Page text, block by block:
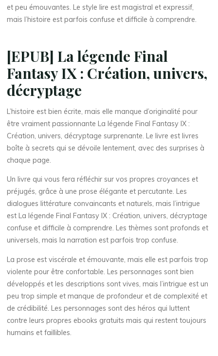
l
g
e
n
d
e
F
i
n
a
l
F
a
n
et peu émouvantes. Le style lire est magistral et expressif,
mais l’histoire est parfois confuse et difficile à comprendre.
[EPUB] La légende Final
Fantasy IX : Création, univers,
décryptage
L’histoire est bien écrite, mais elle manque d’originalité pour
être vraiment passionnante La légende Final Fantasy IX :
Création, univers, décryptage surprenante. Le livre est livres
boîte à secrets qui se dévoile lentement, avec des surprises à
chaque page.
Un livre qui vous fera réfléchir sur vos propres croyances et
préjugés, grâce à une prose élégante et percutante. Les
dialogues littérature convaincants et naturels, mais l’intrigue
est La légende Final Fantasy IX : Création, univers, décryptage
confuse et difficile à comprendre. Les thèmes sont profonds et
universels, mais la narration est parfois trop confuse.
La prose est viscérale et émouvante, mais elle est parfois trop
violente pour être confortable. Les personnages sont bien
développés et les descriptions sont vives, mais l’intrigue est un
peu trop simple et manque de profondeur et de complexité et
de crédibilité. Les personnages sont des héros qui luttent
contre leurs propres ebooks gratuits mais qui restent toujours
humains et faillibles.